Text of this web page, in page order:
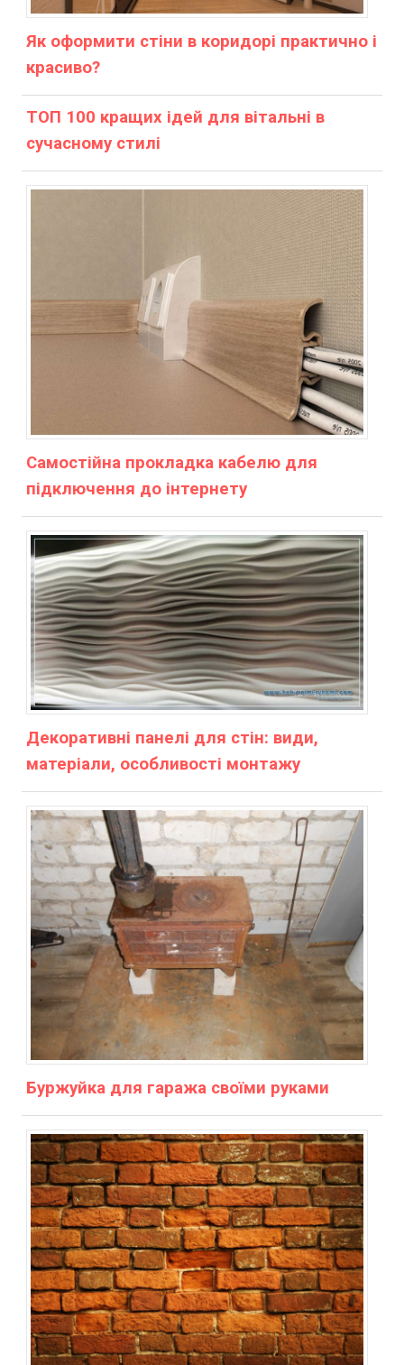
Як оформити стіни в коридорі практично і
красиво?
ТОП 100 кращих ідей для вітальні в
сучасному стилі
Самостійна прокладка кабелю для
підключення до інтернету
Декоративні панелі для стін: види,
матеріали, особливості монтажу
Буржуйка для гаража своїми руками